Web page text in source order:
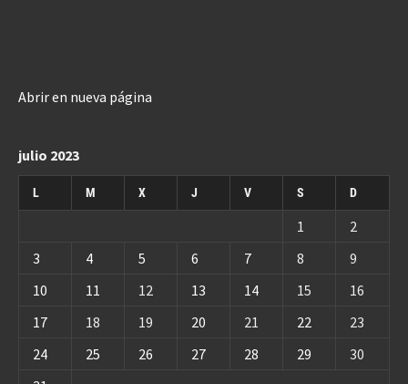
Abrir en nueva página
julio 2023
L M X J V S D
1
2
3
4 5 6 7 8
9
10
11 12 13 14 15
16
17
18 19 20 21 22
23
24
25 26 27 28 29
30